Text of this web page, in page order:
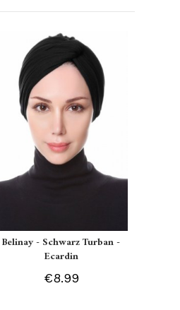
Belinay - Schwarz Turban -
Ecardin
€8.99